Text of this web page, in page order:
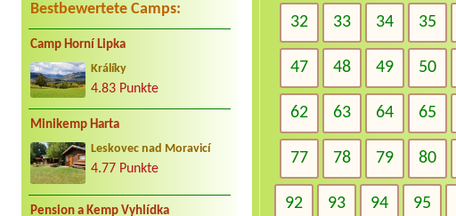
Bestbewertete Camps:
Camp Horní Lipka
Králíky
4.83 Punkte
Minikemp Harta
Leskovec nad Moravicí
4.77 Punkte
Pension a Kemp Vyhlídka
32 33 34 35
47 48 49 50
62 63 64 65
77 78 79 80
92 93 94 95